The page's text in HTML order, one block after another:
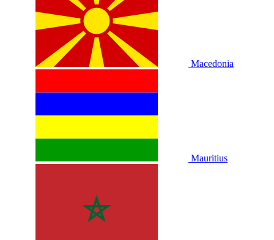
Macedonia
Mauritius